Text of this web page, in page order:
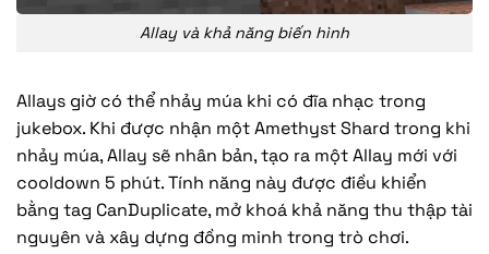
Allay và khả năng biến hình
Allays giờ có thể nhảy múa khi có đĩa nhạc trong
jukebox. Khi được nhận một Amethyst Shard trong khi
nhảy múa, Allay sẽ nhân bản, tạo ra một Allay mới với
cooldown 5 phút. Tính năng này được điều khiển
bằng tag CanDuplicate, mở khoá khả năng thu thập tài
nguyên và xây dựng đồng minh trong trò chơi.